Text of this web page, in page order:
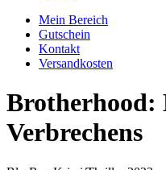
Mein Bereich
Gutschein
Kontakt
Versandkosten
Brotherhood:
Verbrechens